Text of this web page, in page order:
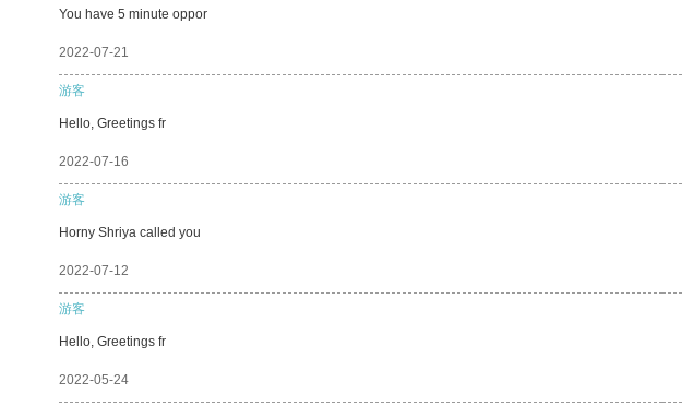
You have 5 minute oppor
2022-07-21
游客
Hello, Greetings fr
2022-07-16
游客
Horny Shriya called you
2022-07-12
游客
Hello, Greetings fr
2022-05-24